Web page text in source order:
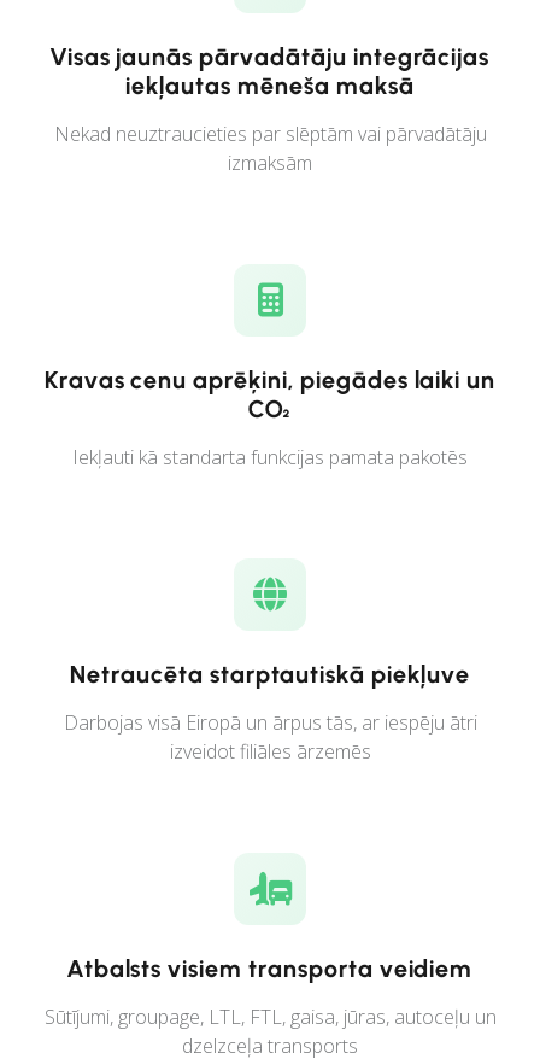
Visas jaunās pārvadātāju integrācijas
iekļautas mēneša maksā
Nekad neuztraucieties par slēptām vai pārvadātāju
izmaksām
Kravas cenu aprēķini, piegādes laiki un
CO₂
Iekļauti kā standarta funkcijas pamata pakotēs
Netraucēta starptautiskā piekļuve
Darbojas visā Eiropā un ārpus tās, ar iespēju ātri
izveidot filiāles ārzemēs
Atbalsts visiem transporta veidiem
Sūtījumi, groupage, LTL, FTL, gaisa, jūras, autoceļu un
dzelzceļa transports